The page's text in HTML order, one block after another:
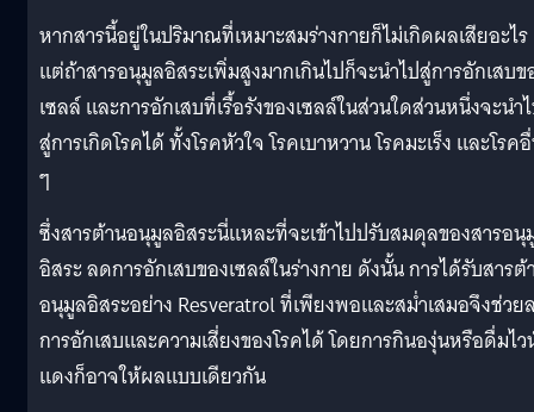
หากสารนี้อยู่ในปริมาณที่เหมาะสมร่างกายก็ไม่เกิดผลเสียอะไร
แต่ถ้าสารอนุมูลอิสระเพิ่มสูงมากเกินไปก็จะนำไปสู่การอักเสบข
เซลล์ และการอักเสบที่เรื้อรังของเซลล์ในส่วนใดส่วนหนึ่งจะนำ
สู่การเกิดโรคได้ ทั้งโรคหัวใจ โรคเบาหวาน โรคมะเร็ง และโรค
ๆ
ซึ่งสารต้านอนุมูลอิสระนี่แหละที่จะเข้าไปปรับสมดุลของสารอนุ
อิสระ ลดการอักเสบของเซลล์ในร่างกาย ดังนั้น การได้รับสารต้
อนุมูลอิสระอย่าง Resveratrol ที่เพียงพอและสม่ำเสมอจึงช่วย
การอักเสบและความเสี่ยงของโรคได้ โดยการกินองุ่นหรือดื่มไ
แดงก็อาจให้ผลแบบเดียวกัน